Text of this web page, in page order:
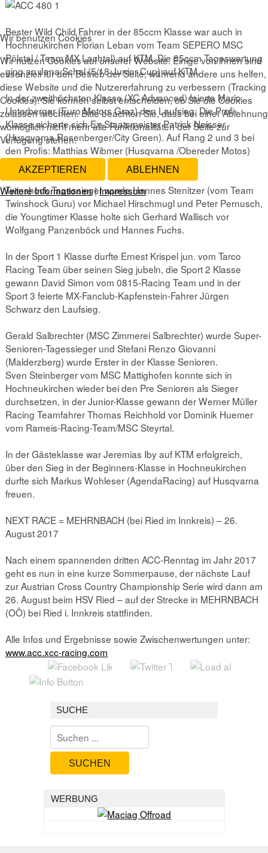
Bester Wild Child Fahrer in der 85ccm Klasse war auch in
Hochneukirchen Florian Leban vom Team SEPERO MSC
Pölstal / Team MX Lachtal) auf KTM. Die 65ccm Tageswertung
ging an Jana Schal (5/18 Junior Cup) auf KTM.
In der zweithöchsten Klasse (XC Advanced) feierte Mario
Unterberger (Euro Motors Graz) den Laufsieg. Die Profi-
Klasse sicherte sich Ex-Staatsmeister Patrick Neisser
(Husqvarna Rosenberger/City Green). Auf Rang 2 und 3 bei
den Profis: Matthias Wibmer (Husqvarna /Obereder Motos)
und Markus Geier (MSC Mattighofen/KTM).
Twinshock Tagessieger wurde Hannes Stenitzer (vom Team
Twinshock Guru) vor Michael Hirschmugl und Peter Pernusch,
die Youngtimer Klasse holte sich Gerhard Wallisch vor
Wolfgang Panzenböck und Hannes Fuchs.
In der Sport 1 Klasse durfte Ernest Krispel jun. vom Tarco
Racing Team über seinen Sieg jubeln, die Sport 2 Klasse
gewann David Simon vom 0815-Racing Team und in der
Sport 3 feierte MX-Fanclub-Kapfenstein-Fahrer Jürgen
Schwarz den Laufsieg.
Gerald Salbrechter (MSC Zimmerei Salbrechter) wurde Super-
Senioren-Tagessieger und Stefani Renzo Giovanni
(Malderzberg) wurde Erster in der Klasse Senioren.
Sven Steinberger vom MSC Mattighofen konnte sich in
Hochneukirchen wieder bei den Pre Senioren als Sieger
durchsetzen, in der Junior-Klasse gewann der Werner Müller
Racing Teamfahrer Thomas Reichhold vor Dominik Huemer
vom Rameis-Racing-Team/MSC Steyrtal.
In der Gästeklasse war Jeremias Iby auf KTM erfolgreich,
über den Sieg in der Beginners-Klasse in Hochneukirchen
durfte sich Markus Wohleser (AgendaRacing) auf Husqvarna
freuen.
NEXT RACE = MEHRNBACH (bei Ried im Innkreis) – 26.
August 2017
Nach einem spannenden dritten ACC-Renntag im Jahr 2017
geht es nun in eine kurze Sommerpause, der nächste Lauf
zur Austrian Cross Country Championship Serie wird dann am
26. August beim HSV Ried – auf der Strecke in MEHRNBACH
(OÖ) bei Ried i. Innkreis stattfinden.
Alle Infos und Ergebnisse sowie Zwischenwertungen unter:
www.acc.xcc-racing.com
SUCHE
SUCHEN
WERBUNG
Wir benutzen Cookies
Wir nutzen Cookies auf unserer Website. Einige von ihnen sind
essenziell für den Betrieb der Seite, während andere uns helfen,
diese Website und die Nutzererfahrung zu verbessern (Tracking
Cookies). Sie können selbst entscheiden, ob Sie die Cookies
zulassen möchten. Bitte beachten Sie, dass bei einer Ablehnung
womöglich nicht mehr alle Funktionalitäten der Seite zur
Verfügung stehen.
AKZEPTIEREN ABLEHNEN
Weitere Informationen|Impressum